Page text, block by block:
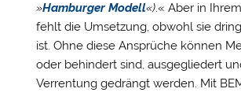
»Hamburger Modell«).« Aber in
fehlt die Umsetzung, obwohl sie
ist. Ohne diese Ansprüche können
oder behindert sind, ausgegliedert
Verrentung gedrängt werden. Mit